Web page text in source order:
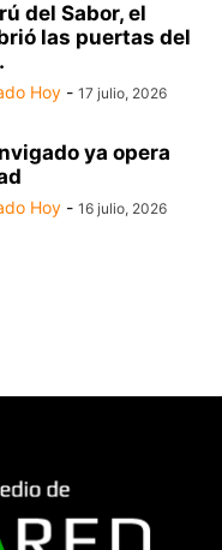
del Sabor, el
las puertas del
Hoy - 17 julio, 2026
ya opera
Hoy - 16 julio, 2026